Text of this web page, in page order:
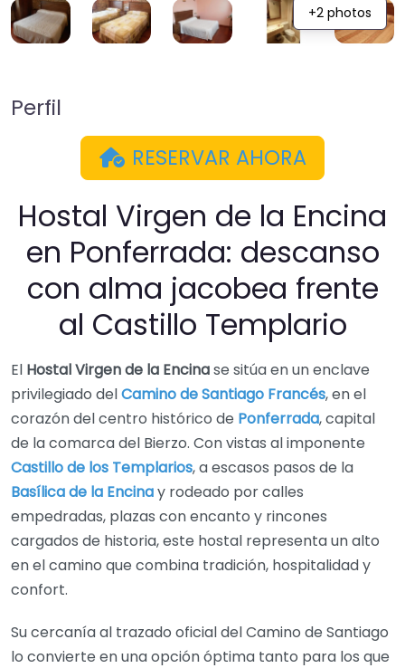
+2 photos
Perfil
RESERVAR AHORA
Hostal Virgen de la Encina
en Ponferrada: descanso
con alma jacobea frente
al Castillo Templario
El Hostal Virgen de la Encinase sitúa en un enclave
privilegiado delCamino de Santiago Francés, en el
corazón del centro histórico de Ponferrada, capital
de la comarca del Bierzo. Con vistas al imponente
Castillo de los Templarios, a escasos pasos de la
Basílica de la Encinay rodeado por calles
empedradas, plazas con encanto y rincones
cargados de historia, este hostal representa un alto
en el camino que combina tradición, hospitalidad y
confort.
Su cercanía al trazado oficial del Camino de Santiago
lo convierte en una opción óptima tanto para los que